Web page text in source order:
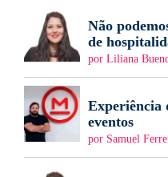
Não
de
por Liliana
Experiência
eventos
por Samuel